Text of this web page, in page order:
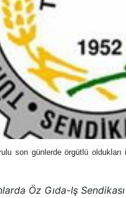
son günlerde örgütlü
Öz Gıda-Iş